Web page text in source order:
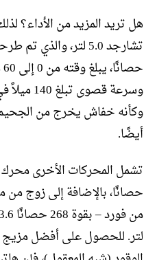
هل تريد المزيد من الأداء؟
وكأنه خفاش يخرج من
أيضًا.
لتر. للحصول على أفضل مزيج